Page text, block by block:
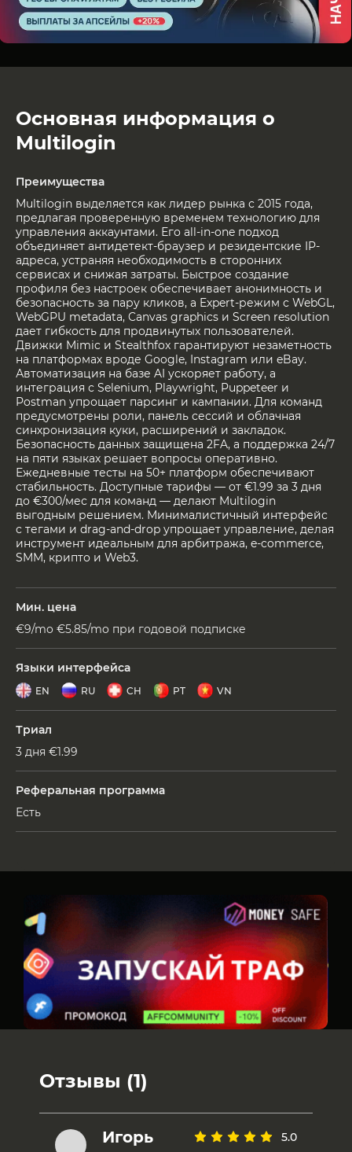
Основная информация о
Multilogin
Преимущества
Multilogin выделяется как лидер рынка с 2015 года,
предлагая проверенную временем технологию для
управления аккаунтами. Его all-in-one подход
объединяет антидетект-браузер и резидентские IP-
адреса, устраняя необходимость в сторонних
сервисах и снижая затраты. Быстрое создание
профиля без настроек обеспечивает анонимность и
безопасность за пару кликов, а Expert-режим с WebGL,
WebGPU metadata, Canvas graphics и Screen resolution
дает гибкость для продвинутых пользователей.
Движки Mimic и Stealthfox гарантируют незаметность
на платформах вроде Google, Instagram или eBay.
Автоматизация на базе AI ускоряет работу, а
интеграция с Selenium, Playwright, Puppeteer и
Postman упрощает парсинг и кампании. Для команд
предусмотрены роли, панель сессий и облачная
синхронизация куки, расширений и закладок.
Безопасность данных защищена 2FA, а поддержка 24/7
на пяти языках решает вопросы оперативно.
Ежедневные тесты на 50+ платформ обеспечивают
стабильность. Доступные тарифы — от €1.99 за 3 дня
до €300/мес для команд — делают Multilogin
выгодным решением. Минималистичный интерфейс
с тегами и drag-and-drop упрощает управление, делая
инструмент идеальным для арбитража, e-commerce,
SMM, крипто и Web3.
Мин. цена
€9/mo €5.85/mo при годовой подписке
Языки интерфейса
EN RU CH PT VN
Триал
3 дня €1.99
Реферальная программа
Есть
Отзывы (1)
Игорь 5.0